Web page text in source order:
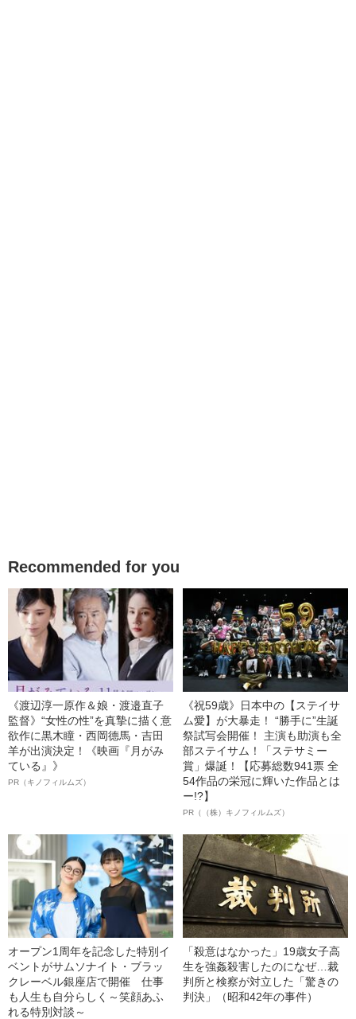
Recommended for you
《渡辺淳一原作＆娘・渡邉直子
監督》“女性の性”を真摯に描く意
欲作に黒木瞳・西岡德馬・吉田
羊が出演決定！《映画『月がみ
ている』》
PR（キノフィルムズ）
《祝59歳》日本中の【ステイサ
ム愛】が大暴走！ “勝手に”生誕
祭試写会開催！ 主演も助演も全
部ステイサム！「ステサミー
賞」爆誕！【応募総数941票 全
54作品の栄冠に輝いた作品とは
ー!?】
PR（（株）キノフィルムズ）
オープン1周年を記念した特別イ
ベントがサムソナイト・ブラッ
クレーベル銀座店で開催 仕事
も人生も自分らしく～笑顔あふ
れる特別対談～
「殺意はなかった」19歳女子高
生を強姦殺害したのになぜ…裁
判所と検察が対立した「驚きの
判決」（昭和42年の事件）